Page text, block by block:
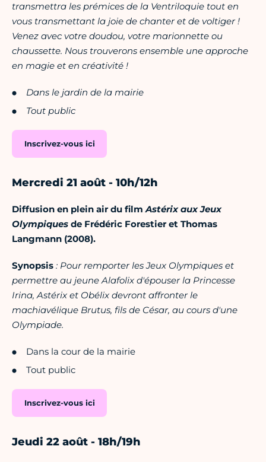
transmettra les prémices de la Ventriloquie tout en
vous transmettant la joie de chanter et de voltiger !
Venez avec votre doudou, votre marionnette ou
chaussette. Nous trouverons ensemble une approche
en magie et en créativité !
Dans le jardin de la mairie
Tout public
Inscrivez-vous ici
Mercredi 21 août - 10h/12h
Diffusion en plein air du filmAstérix aux Jeux
Olympiques de Frédéric Forestier et Thomas
Langmann (2008).
Synopsis : Pour remporter les Jeux Olympiques et
permettre au jeune Alafolix d'épouser la Princesse
Irina, Astérix et Obélix devront affronter le
machiavélique Brutus, fils de César, au cours d'une
Olympiade.
Dans la cour de la mairie
Tout public
Inscrivez-vous ici
Jeudi 22 août - 18h/19h